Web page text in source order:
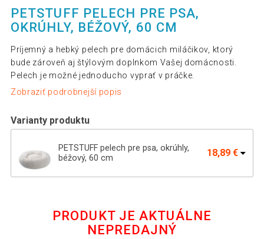
PETSTUFF PELECH PRE PSA,
OKRÚHLY, BÉŽOVÝ, 60 CM
Príjemný a hebký pelech pre domácich miláčikov, ktorý
bude zároveň aj štýlovým doplnkom Vašej domácnosti.
Pelech je možné jednoducho vyprať v práčke.
Zobraziť podrobnejší popis
Varianty produktu
PETSTUFF pelech pre psa, okrúhly,
béžový, 60 cm
18,89 €
PETSTUFF pelech pre psa, okrúhly,
PRODUKT JE AKTUÁLNE
NEPREDAJNÝ